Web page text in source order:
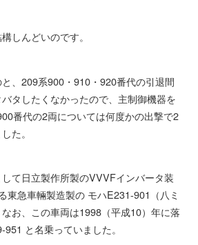
しんどいのです。
、209系900・910・920番代の引退間
タしたくなかったので、主制御機器を
番代の2両については何度かの出撃で2
た。
て日立製作所製のVVVFインバータ装
東急車輛製造製の モハE231-901（八ミ
お、この車両は1998（平成10）年に落
と名乗っていました。